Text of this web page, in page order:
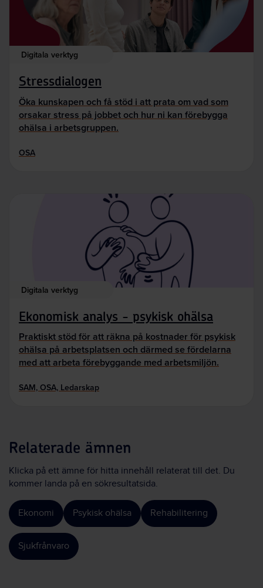
Digitala verktyg
Stressdialogen
Öka kunskapen och få stöd i att prata om vad som
orsakar stress på jobbet och hur ni kan förebygga
ohälsa i arbetsgruppen.
OSA
Digitala verktyg
Ekonomisk analys - psykisk ohälsa
Praktiskt stöd för att räkna på kostnader för psykisk
ohälsa på arbetsplatsen och därmed se fördelarna
med att arbeta förebyggande med arbetsmiljön.
SAM, OSA, Ledarskap
Relaterade ämnen
Klicka på ett ämne för hitta innehåll relaterat till det. Du
kommer landa på en sökresultatsida.
Ekonomi Psykisk ohälsa Rehabilitering
Sjukfrånvaro